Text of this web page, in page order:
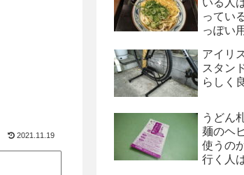
2021.11.19
ってい
っぽい
アイリ
スタン
らしく
うどん
麺のヘ
使うの
行く人